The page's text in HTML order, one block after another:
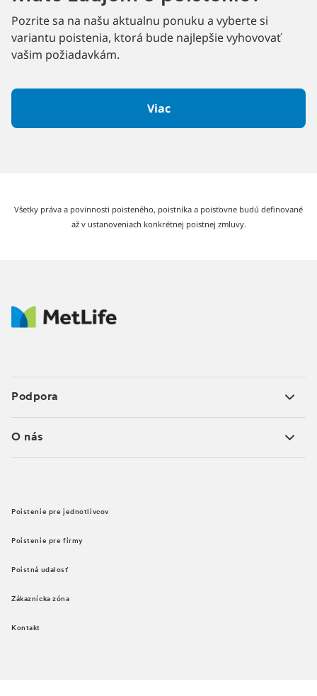
Pozrite sa na našu aktualnu ponuku a vyberte si
variantu poistenia, ktorá bude najlepšie vyhovovať
vašim požiadavkám.
Viac
Všetky práva a povinnosti poisteného, poistníka a poisťovne budú definované
až v ustanoveniach konkrétnej poistnej zmluvy.
Podpora
O nás
Poistenie pre jednotlivcov
Poistenie pre firmy
Poistná udalosť
Zákaznícka zóna
Kontakt